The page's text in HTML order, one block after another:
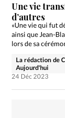
Une vie
d’autres
«Une vie qui fut
ainsi que Jean-
lors de sa
La rédaction de
Aujourd'hui
24 Déc 2023